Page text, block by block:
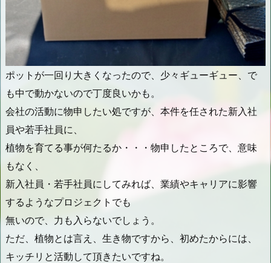
ポットが一回り大きくなったので、少々ギューギュー、で
も中で動かないので丁度良いかも。
会社の活動に物申したい処ですが、本件を任された新入社
員や若手社員に、
植物を育てる事が何たるか・・・物申したところで、意味
もなく、
新入社員・若手社員にしてみれば、業績やキャリアに影響
するようなプロジェクトでも
無いので、力も入らないでしょう。
ただ、植物とは言え、生き物ですから、初めたからには、
キッチリと活動して頂きたいですね。